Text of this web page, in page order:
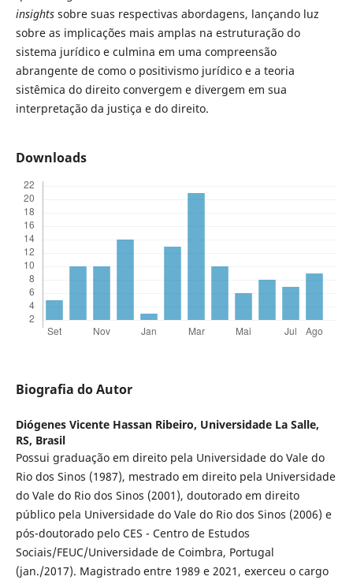
insightssobre suas respectivas abordagens, lançando luz
sobre as implicações mais amplas na estruturação do
sistema jurídico e culmina em uma compreensão
abrangente de como o positivismo jurídico e a teoria
sistêmica do direito convergem e divergem em sua
interpretação da justiça e do direito.
Downloads
Biografia do Autor
Diógenes Vicente Hassan Ribeiro, Universidade La Salle,
RS, Brasil
Possui graduação em direito pela Universidade do Vale do
Rio dos Sinos (1987), mestrado em direito pela Universidade
do Vale do Rio dos Sinos (2001), doutorado em direito
público pela Universidade do Vale do Rio dos Sinos (2006) e
pós-doutorado pelo CES - Centro de Estudos
Sociais/FEUC/Universidade de Coimbra, Portugal
(jan./2017). Magistrado entre 1989 e 2021, exerceu o cargo